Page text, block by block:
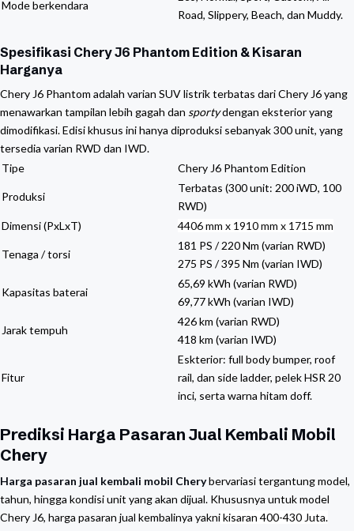
Mode berkendara
Road, Slippery, Beach, dan Muddy.
Spesifikasi Chery J6 Phantom Edition & Kisaran
Harganya
Chery J6 Phantom adalah varian SUV listrik terbatas dari Chery J6 yang
menawarkan tampilan lebih gagah dan sportydengan eksterior yang
dimodifikasi. Edisi khusus ini hanya diproduksi sebanyak 300 unit, yang
tersedia varian RWD dan IWD.
Tipe
Chery J6 Phantom Edition
Produksi
Terbatas (300 unit: 200 iWD, 100
RWD)
Dimensi (PxLxT)
4406 mm x 1910 mm x 1715 mm
Tenaga / torsi
181 PS / 220 Nm (varian RWD)
275 PS / 395 Nm (varian IWD)
Kapasitas baterai
65,69 kWh (varian RWD)
69,77 kWh (varian IWD)
Jarak tempuh
426 km (varian RWD)
418 km (varian IWD)
Fitur
Eskterior: full body bumper, roof
rail, dan side ladder, pelek HSR 20
inci, serta warna hitam doff.
Prediksi Harga Pasaran Jual Kembali Mobil
Chery
Harga pasaran jual kembali mobil Cherybervariasi tergantung model,
tahun, hingga kondisi unit yang akan dijual. Khususnya untuk model
Chery J6, harga pasaran jual kembalinya yaknikisaran 400-430 Juta.